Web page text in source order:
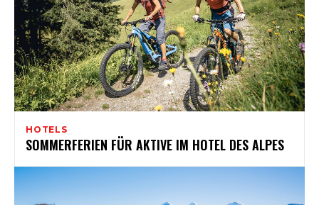
HOTELS
SOMMERFERIEN FÜR AKTIVE IM HOTEL DES ALPES